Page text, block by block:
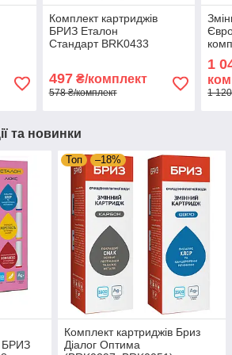
Комплект картриджів
БРИЗ Еталон
Стандарт BRK0433
497₴/комплект
578 ₴/комплект
1
1
та новинки
БРИЗ
Топ –18%
Комплект картриджів Бриз
Діалог Оптима